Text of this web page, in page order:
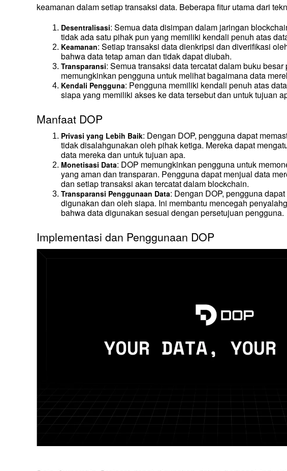
keamanan dalam setiap transaksi data. Beberapa fitur utama dari
Desentralisasi: Semua data disimpan dalam jaringan
tidak ada satu pihak pun yang memiliki kendali penuh atas
Keamanan: Setiap transaksi data dienkripsi dan diverifikasi
bahwa data tetap aman dan tidak dapat diubah.
Transparansi: Semua transaksi data tercatat dalam buku
memungkinkan pengguna untuk melihat bagaimana data
Kendali Pengguna: Pengguna memiliki kendali penuh atas
siapa yang memiliki akses ke data tersebut dan untuk tujuan
Manfaat DOP
Privasi yang Lebih Baik: Dengan DOP, pengguna dapat
tidak disalahgunakan oleh pihak ketiga. Mereka dapat
data mereka dan untuk tujuan apa.
Monetisasi Data: DOP memungkinkan pengguna untuk
yang aman dan transparan. Pengguna dapat menjual data
dan setiap transaksi akan tercatat dalam blockchain.
Transparansi Penggunaan Data: Dengan DOP, pengguna
digunakan dan oleh siapa. Ini membantu mencegah
bahwa data digunakan sesuai dengan persetujuan pengguna.
Implementasi dan Penggunaan DOP